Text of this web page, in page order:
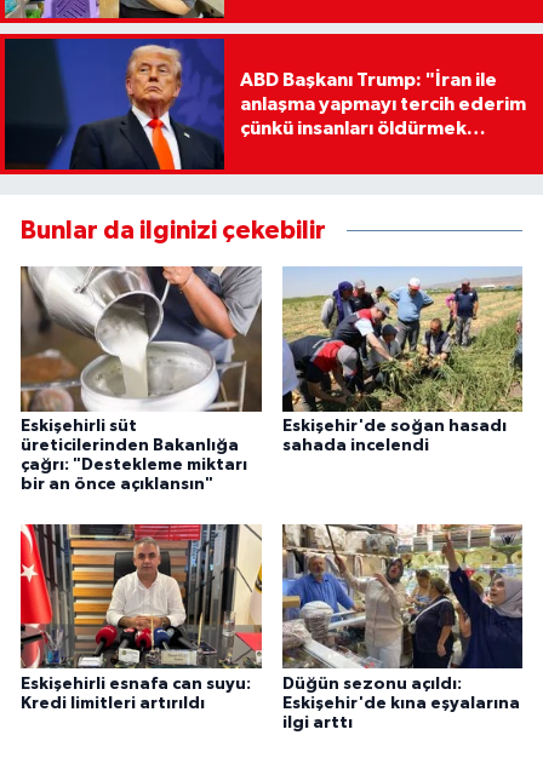
ABD Başkanı Trump: "İran ile
anlaşma yapmayı tercih ederim
çünkü insanları öldürmek
Bunlar da ilginizi çekebilir
Eskişehirli süt
üreticilerinden Bakanlığa
çağrı: "Destekleme miktarı
bir an önce açıklansın"
Eskişehir'de soğan hasadı
sahada incelendi
Eskişehirli esnafa can suyu:
Kredi limitleri artırıldı
Düğün sezonu açıldı:
Eskişehir'de kına eşyalarına
ilgi arttı